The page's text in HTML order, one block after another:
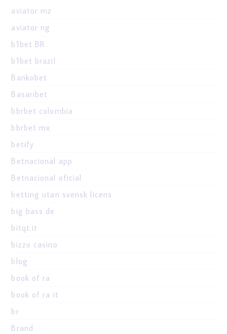
aviator mz
aviator ng
b1bet BR
b1bet brazil
Bankobet
Basaribet
bbrbet colombia
bbrbet mx
betify
Betnacional app
Betnacional oficial
betting utan svensk licens
big bass de
bitqt.it
bizzo casino
blog
book of ra
book of ra it
br
Brand